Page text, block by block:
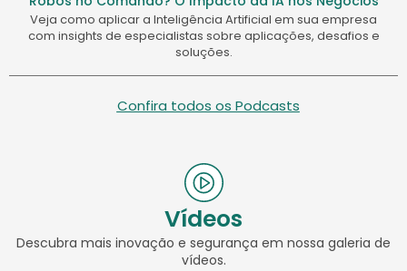
Veja como aplicar a Inteligência Artificial em sua empresa
com insights de especialistas sobre aplicações, desafios e
soluções.
Confira todos os Podcasts
Vídeos
Descubra mais inovação e segurança em nossa galeria de
vídeos.